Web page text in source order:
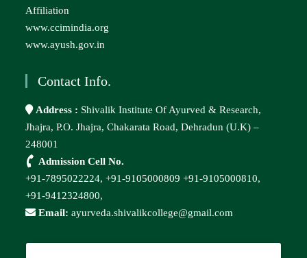
Affiliation
www.ccimindia.org
www.ayush.gov.in
Contact Info.
Address : Shivalik Institute Of Ayurved & Research,
Jhajra, P.O. Jhajra, Chakarata Road, Dehradun (U.K) –
248001
Admission Cell No.
+91-7895022224,+91-9105000809 +91-9105000810,
+91-9412324800,
Email: ayurveda.shivalikcollege@gmail.com